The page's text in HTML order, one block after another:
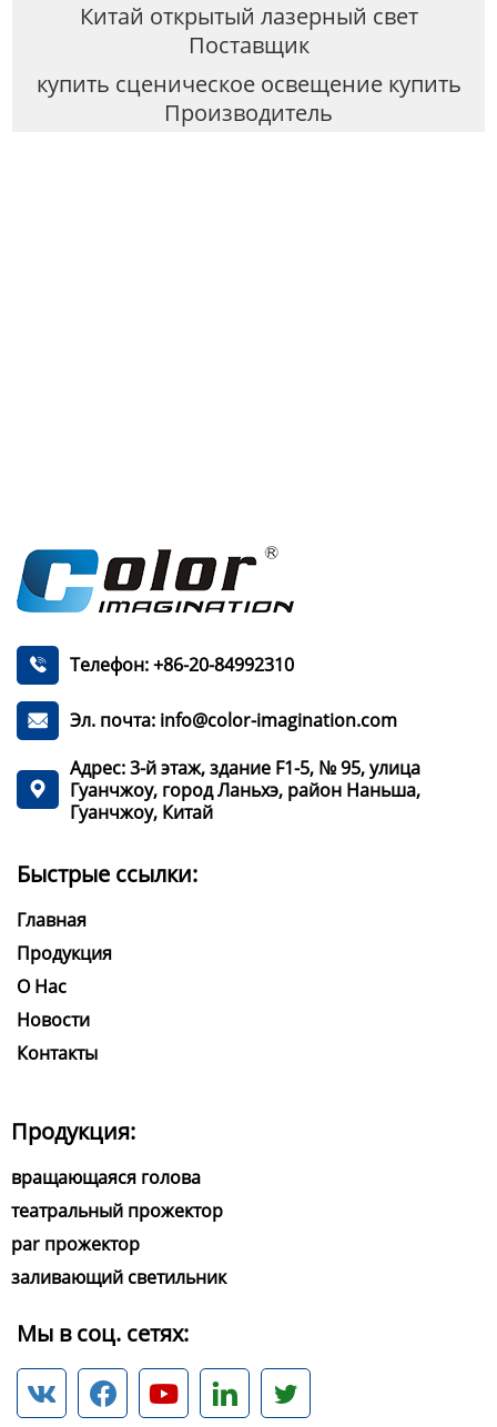
Китай открытый лазерный свет
Поставщик
купить сценическое освещение купить
Производитель
 Телефон: +86-20-84992310
 Эл. почта: info@color-imagination.com

Адрес: 3-й этаж, здание F1-5, № 95, улица
Гуанчжоу, город Ланьхэ, район Наньша,
Гуанчжоу, Китай
Быстрые ссылки:
Главная
Продукция
О Нас
Новости
Контакты
Продукция:
вращающаяся голова
театральный прожектор
par прожектор
заливающий светильник
Мы в соц. сетях:
    